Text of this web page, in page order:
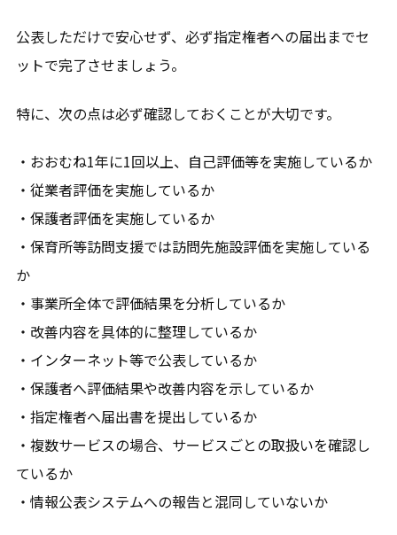
公表しただけで安心せず、必ず指定権者への届出までセ
ットで完了させましょう。
特に、次の点は必ず確認しておくことが大切です。
・おおむね1年に1回以上、自己評価等を実施しているか
・従業者評価を実施しているか
・保護者評価を実施しているか
・保育所等訪問支援では訪問先施設評価を実施している
か
・事業所全体で評価結果を分析しているか
・改善内容を具体的に整理しているか
・インターネット等で公表しているか
・保護者へ評価結果や改善内容を示しているか
・指定権者へ届出書を提出しているか
・複数サービスの場合、サービスごとの取扱いを確認し
ているか
・情報公表システムへの報告と混同していないか